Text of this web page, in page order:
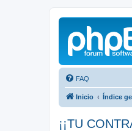
FAQ
Inicio Índice
¡¡TU